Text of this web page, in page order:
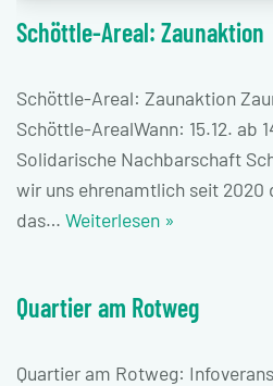
Schöttle-Areal: Zaunaktion
Schöttle-Areal: Zaunaktion
Schöttle-ArealWann: 15.12. ab
Solidarische Nachbarschaft
wir uns ehrenamtlich seit 2020
das… Weiterlesen »
Quartier am Rotweg
Quartier am Rotweg: